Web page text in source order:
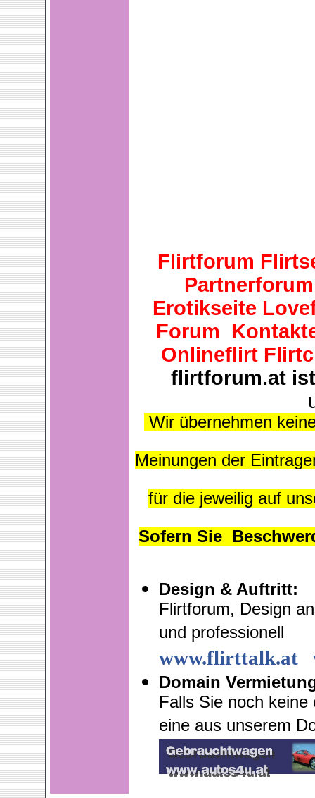
Flirtforum
Erotikseite
Forum
Onlineflirt
flirtforum.at
Wir übernehmen
Meinungen der
für die jeweilig auf
Sofern Sie
Design & Auftritt:
Flirtforum, Design
und professionell
www.flirttalk.at
Domain
Falls Sie noch
eine aus unserem